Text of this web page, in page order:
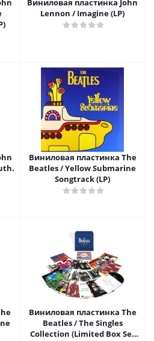
Lennon / Imagine (LP)
Виниловая пластинка The
Beatles / Yellow Submarine
Songtrack (LP)
Виниловая пластинка The
Beatles / The Singles
Collection (Limited Box Set